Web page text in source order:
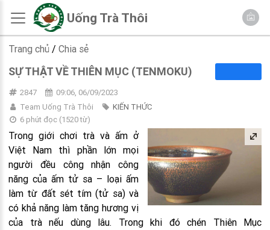
Uống Trà Thôi
Trang chủ / Chia sẻ
SỰ THẬT VỀ THIÊN MỤC (TENMOKU)
2847
09:06, 06/09/2023
Team Uống Trà Thôi
KIẾN THỨC
6 phút đọc(1520từ)
Trong giới chơi trà và ấm ở
Việt Nam thì phần lớn mọi
người đều công nhận công
năng của ấm tử sa – loại ấm
làm từ đất sét tím (tử sa) và
có khả năng làm tăng hương vị
của trà nếu dùng lâu. Trong khi đó chén Thiên Mục